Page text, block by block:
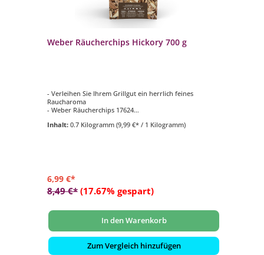
Weber Räucherchips Hickory 700 g
- Verleihen Sie Ihrem Grillgut ein herrlich feines
Raucharoma
- Weber Räucherchips 17624
- Geschmacksrichtung Hickory
Inhalt: 0.7 Kilogramm (9,99 €* / 1 Kilogramm)
6,99 €*
8,49 €* (17.67% gespart)
In den Warenkorb
Zum Vergleich hinzufügen